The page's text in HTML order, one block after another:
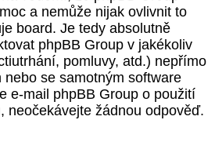
a nemůže nijak ovlivnit to
board. Je tedy absolutně
phpBB Group v jakékoliv
pomluvy, atd.) nepřímo
se samotným software
e-mail phpBB Group o použití
neočekávejte žádnou odpověď.